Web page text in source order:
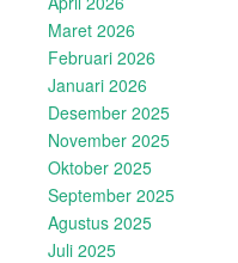
Maret 2026
Februari 2026
Januari 2026
Desember 2025
November 2025
Oktober 2025
September 2025
Agustus 2025
Juli 2025